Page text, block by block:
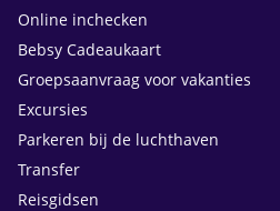
Online inchecken
Bebsy Cadeaukaart
Groepsaanvraag voor vakanties
Excursies
Parkeren bij de luchthaven
Transfer
Reisgidsen